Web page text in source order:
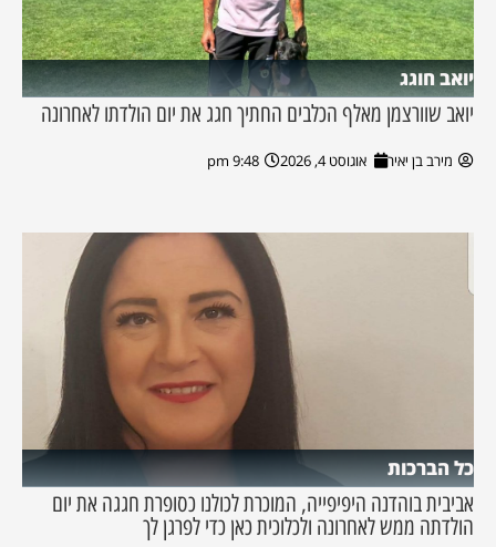
יואב חוגג
יואב שוורצמן מאלף הכלבים החתיך חגג את יום הולדתו לאחרונה
מירב בן יאיר אוגוסט 4, 2026 9:48 pm
כל הברכות
אביבית בוהדנה היפיפייה, המוכרת לכולנו כסופרת חגגה את יום
הולדתה ממש לאחרונה ולכלוכית כאן כדי לפרגן לך